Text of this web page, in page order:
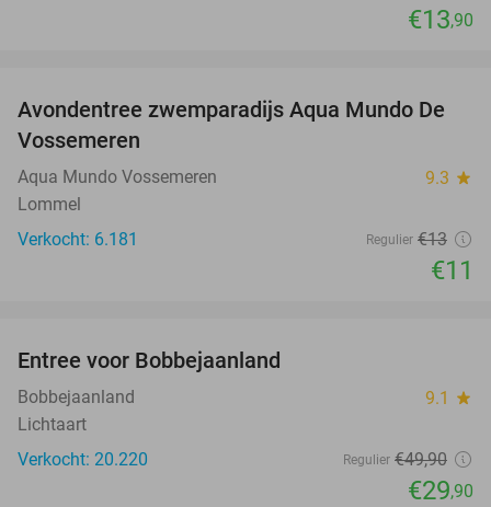
€13,90
15%
Avondentree zwemparadijs Aqua Mundo De
Vossemeren
Aqua Mundo Vossemeren 9.3 star
Lommel
Verkocht: 6.181
Regulier €13
€11
Entree voor Bobbejaanland
Bobbejaanland 9.1 star
Lichtaart
Verkocht: 20.220
Regulier €49,90
€29,90